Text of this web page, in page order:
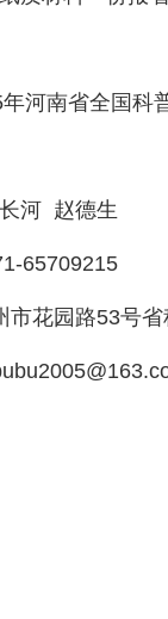
河南省全国科
河 赵德生
65709215
花园路53号省